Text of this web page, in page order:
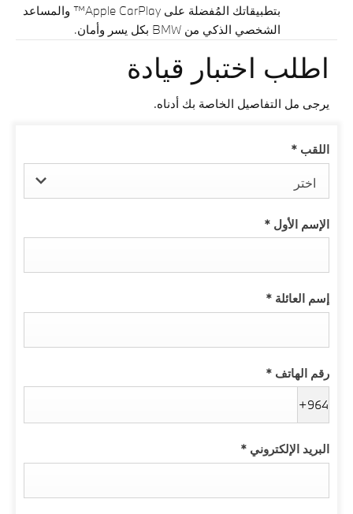
بتطبيقاتك المُفضلة على Apple CarPlay™ والمساعد
الشخصي الذكي من BMW بكل يسر وأمان.
اطلب اختبار قيادة
يرجى مل التفاصيل الخاصة بك أدناه.
اللقب*
اختر
الإسم الأول*
إسم العائلة*
رقم الهاتف*
+964
البريد الإلكتروني*